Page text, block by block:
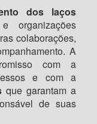
dos laços
organizações
colaborações,
A
com a
e com a
que garantam a
de suas